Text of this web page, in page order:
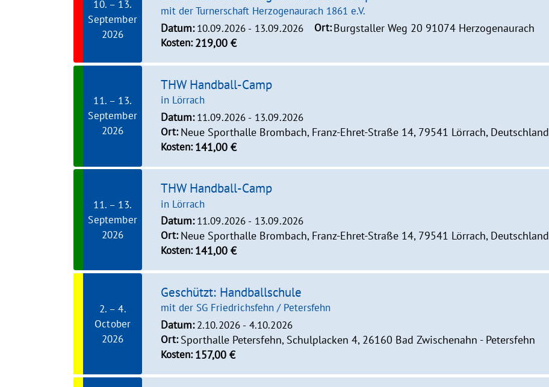
10. – 13.
September
2026
mit der Turnerschaft Herzogenaurach 1861 e.V.
Datum: 10.09.2026 - 13.09.2026 Ort:Burgstaller Weg 20 91074 Herzogenaurach
Kosten: 219,00 €
11. – 13.
September
2026
THW Handball-Camp
in Lörrach
Datum: 11.09.2026 - 13.09.2026
Ort: Neue Sporthalle Brombach, Franz-Ehret-Straße 14, 79541 Lörrach, Deutschland
Kosten: 141,00 €
11. – 13.
September
2026
THW Handball-Camp
in Lörrach
Datum: 11.09.2026 - 13.09.2026
Ort: Neue Sporthalle Brombach, Franz-Ehret-Straße 14, 79541 Lörrach, Deutschland
Kosten: 141,00 €
2. – 4.
October
2026
Geschützt: Handballschule
mit der SG Friedrichsfehn / Petersfehn
Datum: 2.10.2026 - 4.10.2026
Ort: Sporthalle Petersfehn, Schulplacken 4, 26160 Bad Zwischenahn - Petersfehn
Kosten: 157,00 €